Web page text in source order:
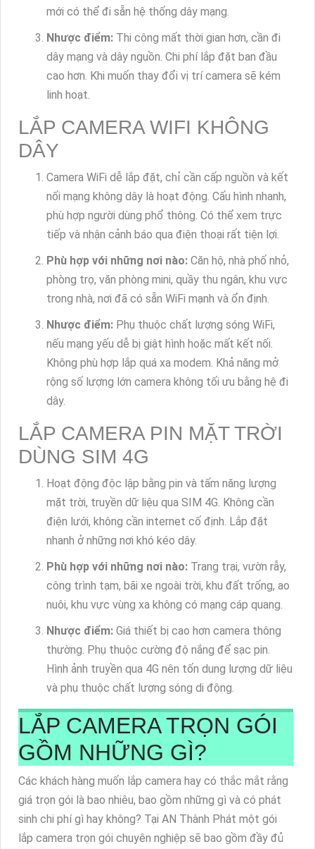
mới có thể đi sẵn hệ thống dây mạng.
Nhược điểm: Thi công mất thời gian hơn, cần đi
dây mạng và dây nguồn. Chi phí lắp đặt ban đầu
cao hơn. Khi muốn thay đổi vị trí camera sẽ kém
linh hoạt.
LẮP CAMERA WIFI KHÔNG
DÂY
Camera WiFi dễ lắp đặt, chỉ cần cấp nguồn và kết
nối mạng không dây là hoạt động. Cấu hình nhanh,
phù hợp người dùng phổ thông. Có thể xem trực
tiếp và nhận cảnh báo qua điện thoại rất tiện lợi.
Phù hợp với những nơi nào: Căn hộ, nhà phố nhỏ,
phòng trọ, văn phòng mini, quầy thu ngân, khu vực
trong nhà, nơi đã có sẵn WiFi mạnh và ổn định.
Nhược điểm: Phụ thuộc chất lượng sóng WiFi,
nếu mạng yếu dễ bị giật hình hoặc mất kết nối.
Không phù hợp lắp quá xa modem. Khả năng mở
rộng số lượng lớn camera không tối ưu bằng hệ đi
dây.
LẮP CAMERA PIN MẶT TRỜI
DÙNG SIM 4G
Hoạt động độc lập bằng pin và tấm năng lượng
mặt trời, truyền dữ liệu qua SIM 4G. Không cần
điện lưới, không cần internet cố định. Lắp đặt
nhanh ở những nơi khó kéo dây.
Phù hợp với những nơi nào: Trang trại, vườn rẫy,
công trình tạm, bãi xe ngoài trời, khu đất trống, ao
nuôi, khu vực vùng xa không có mạng cáp quang.
Nhược điểm: Giá thiết bị cao hơn camera thông
thường. Phụ thuộc cường độ nắng để sạc pin.
Hình ảnh truyền qua 4G nên tốn dung lượng dữ liệu
và phụ thuộc chất lượng sóng di động.
LẮP CAMERA TRỌN GÓI
GỒM NHỮNG GÌ?
Các khách hàng muốn lắp camera hay có thắc mắt rằng
giá trọn gói là bao nhiêu, bao gồm những gì và có phát
sinh chi phí gì hay không? Tại AN Thành Phát một gói
lắp camera trọn gói chuyên nghiệp sẽ bao gồm đầy đủ